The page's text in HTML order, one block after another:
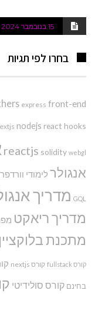
15 בנובמבר 2024
בחרו לפי תגיות
express front-end
nodejs react hooks
reactjs solidity webgl
אנגולר לימודי
GQL מדריך
מדריך ריאקט
מתכנת בלוקציין
קורס fullstack קורס nextjs
בחינם קורס סולידיטי